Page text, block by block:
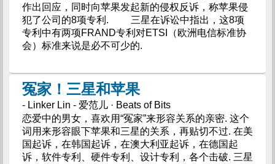
作出回应，同时向苹果发起新的侵权反诉，称苹果侵
犯了公司的8项专利. 三星在诉讼中指出，这8项
专利中有两项FRAND专利对ETSI（欧洲电信标准协
会）标准来说是必不可少的.
冤家！三星和苹果
- Linker Lin - 爱范儿 · Beats of Bits
恋爱中的男女，喜欢用“冤家”来形容关系的亲密. 这个
词用来形容眼下苹果和三星的关系，再贴切不过. 在美
国起诉，在韩国起诉，在澳大利亚起诉，在德国起
诉，软件专利、硬件专利、设计专利，各个击破. 三星